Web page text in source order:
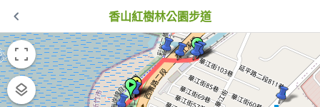
香山紅樹林公園步道